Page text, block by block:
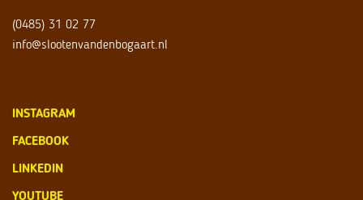
(0485) 31 02 77
info@slootenvandenbogaart.nl
INSTAGRAM
FACEBOOK
LINKEDIN
YOUTUBE